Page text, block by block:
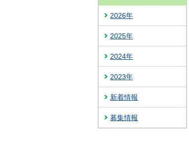
2026年
2025年
2024年
2023年
新着情報
募集情報